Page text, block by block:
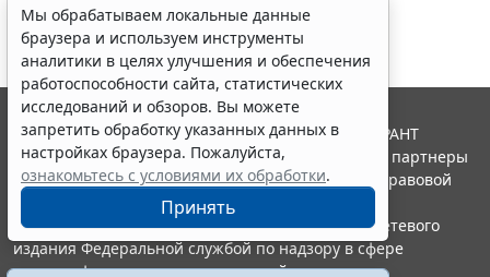
Мы обрабатываем локальные данные
браузера и используем инструменты
аналитики в целях улучшения и обеспечения
работоспособности сайта, статистических
исследований и обзоров. Вы можете
запретить обработку указанных данных в
настройках браузера. Пожалуйста,
ознакомьтесь с условиями их обработки.
Принять
© ООО "НПП "ГАРАНТ-СЕРВИС", 2026. Система ГАРАНТ
выпускается с 1990 года. Компания "Гарант" и ее партнеры
являются участниками Российской ассоциации правовой
информации ГАРАНТ.
Портал ГАРАНТ.РУ зарегистрирован в качестве сетевого
издания Федеральной службой по надзору в сфере
связи,информационных технологий и массовых